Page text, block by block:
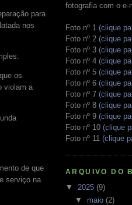
para
nos
os
violam a
de que
serviço na
fotografia com o e-
Foto nº 1 (clique
Foto nº 2 (clique
Foto nº 3 (clique
Foto nº 4 (clique
Foto nº 5 (clique
Foto nº 6 (clique
Foto nº 7 (clique
Foto nº 8 (clique
Foto nº 9 (clique
Foto nº 10 (clique
Foto nº 11 (clique
ARQUIVO DO
▼ 2025 (9)
▼ maio (2)